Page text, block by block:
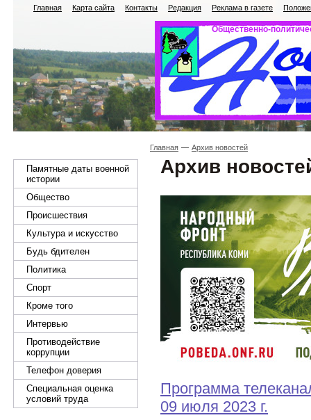
Главная Карта сайта Контакты Редакция Реклама в газете
Общественно-
Памятные даты военной
истории
Общество
Происшествия
Культура и искусство
Будь бдителен
Политика
Спорт
Кроме того
Интервью
Противодействие
коррупции
Телефон доверия
Специальная оценка
условий труда
Главная Архив новостей
Архив
Программа
09 июля 2023 г.